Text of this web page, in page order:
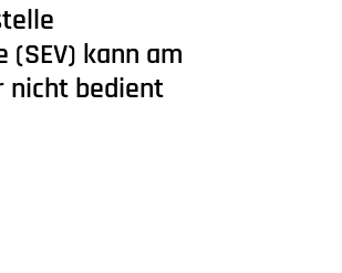
kann am
nicht bedient